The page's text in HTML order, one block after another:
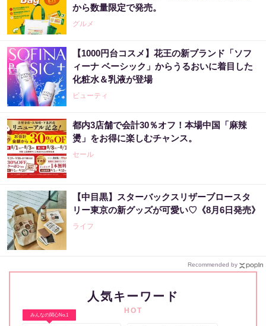
から数量限定で発売。
グルメ
【1000円台コスメ】花王の新ブランド「ソフ
ィーナ ベーシック」からうるおいに着目した
化粧水＆乳液が登場
ビューティ
都内3店舗で会計30％オフ！本場中国「麻辣
燙」をお得に楽しむチャンス。
セール
【中目黒】スターバックスリザーブロースタ
リー東京の新グッズが可愛い♡《8月6日発売》
ライフ
Recommended by
人気キーワード
HOT
みんなの関心No.1